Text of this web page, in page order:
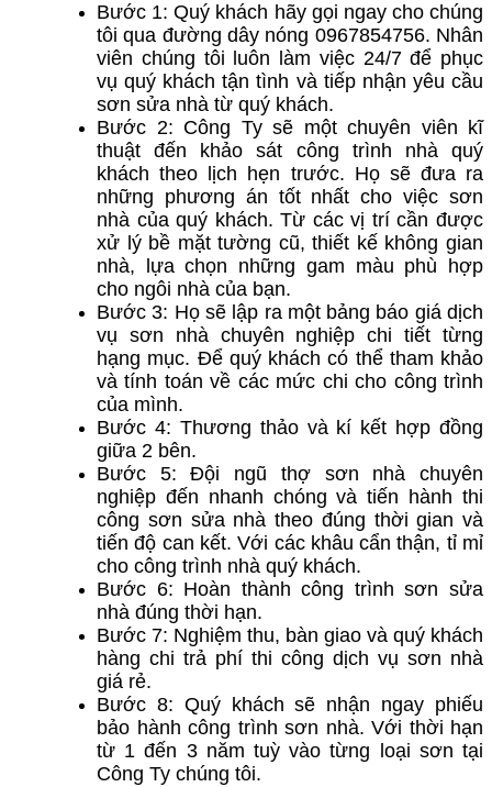
Bước 1: Quý khách hãy gọi ngay cho chúng
tôi qua đường dây nóng 0967854756. Nhân
viên chúng tôi luôn làm việc 24/7 để phục
vụ quý khách tận tình và tiếp nhận yêu cầu
sơn sửa nhà từ quý khách.
Bước 2: Công Ty sẽ một chuyên viên kĩ
thuật đến khảo sát công trình nhà quý
khách theo lịch hẹn trước. Họ sẽ đưa ra
những phương án tốt nhất cho việc sơn
nhà của quý khách. Từ các vị trí cần được
xử lý bề mặt tường cũ, thiết kế không gian
nhà, lựa chọn những gam màu phù hợp
cho ngôi nhà của bạn.
Bước 3: Họ sẽ lập ra một bảng báo giá dịch
vụ sơn nhà chuyên nghiệp chi tiết từng
hạng mục. Để quý khách có thể tham khảo
và tính toán về các mức chi cho công trình
của mình.
Bước 4: Thương thảo và kí kết hợp đồng
giữa 2 bên.
Bước 5: Đội ngũ thợ sơn nhà chuyên
nghiệp đến nhanh chóng và tiến hành thi
công sơn sửa nhà theo đúng thời gian và
tiến độ can kết. Với các khâu cẩn thận, tỉ mỉ
cho công trình nhà quý khách.
Bước 6: Hoàn thành công trình sơn sửa
nhà đúng thời hạn.
Bước 7: Nghiệm thu, bàn giao và quý khách
hàng chi trả phí thi công dịch vụ sơn nhà
giá rẻ.
Bước 8: Quý khách sẽ nhận ngay phiếu
bảo hành công trình sơn nhà. Với thời hạn
từ 1 đến 3 năm tuỳ vào từng loại sơn tại
Công Ty chúng tôi.